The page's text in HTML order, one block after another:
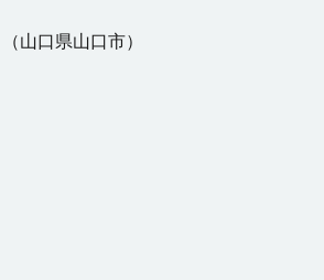
山口県山口市）